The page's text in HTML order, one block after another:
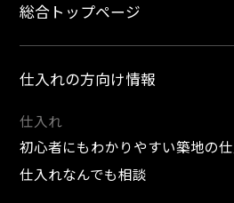
総合トップページ
仕入れの方向け情報
仕入れ
初心者にもわかりやすい築地の
仕入れなんでも相談